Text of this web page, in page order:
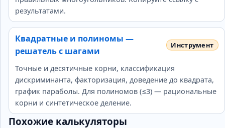
результатами.
Квадратные и полиномы —
решатель с шагами
Точные и десятичные корни, классификация
дискриминанта, факторизация, доведение до квадрата,
график параболы. Для полиномов (≤3) — рациональные
корни и синтетическое деление.
Похожие калькуляторы